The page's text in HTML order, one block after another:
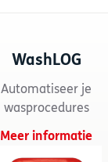
WashLOG
Automatiseer je
wasprocedures
Meer informatie